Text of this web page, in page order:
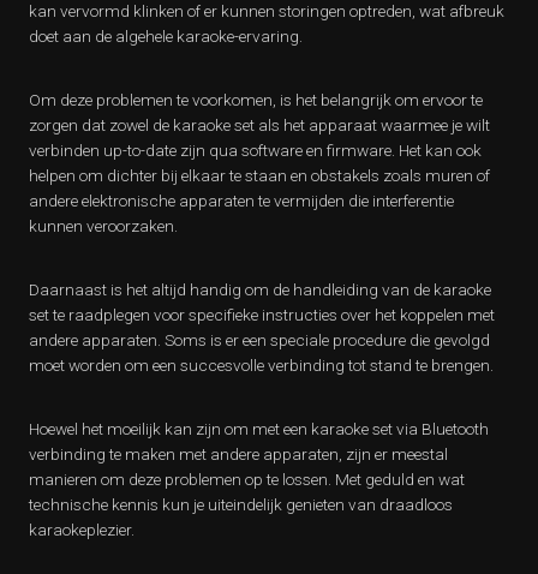
kan vervormd klinken of er kunnen storingen optreden, wat afbreuk
doet aan de algehele karaoke-ervaring.
Om deze problemen te voorkomen, is het belangrijk om ervoor te
zorgen dat zowel de karaoke set als het apparaat waarmee je wilt
verbinden up-to-date zijn qua software en firmware. Het kan ook
helpen om dichter bij elkaar te staan en obstakels zoals muren of
andere elektronische apparaten te vermijden die interferentie
kunnen veroorzaken.
Daarnaast is het altijd handig om de handleiding van de karaoke
set te raadplegen voor specifieke instructies over het koppelen met
andere apparaten. Soms is er een speciale procedure die gevolgd
moet worden om een succesvolle verbinding tot stand te brengen.
Hoewel het moeilijk kan zijn om met een karaoke set via Bluetooth
verbinding te maken met andere apparaten, zijn er meestal
manieren om deze problemen op te lossen. Met geduld en wat
technische kennis kun je uiteindelijk genieten van draadloos
karaokeplezier.